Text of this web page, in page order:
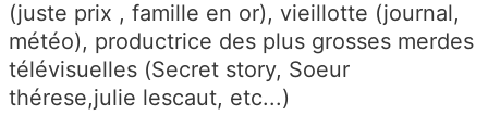
(juste prix , famille en or), vieillotte (journal,
météo), productrice des plus grosses merdes
télévisuelles (Secret story, Soeur
thérese,julie lescaut, etc...)